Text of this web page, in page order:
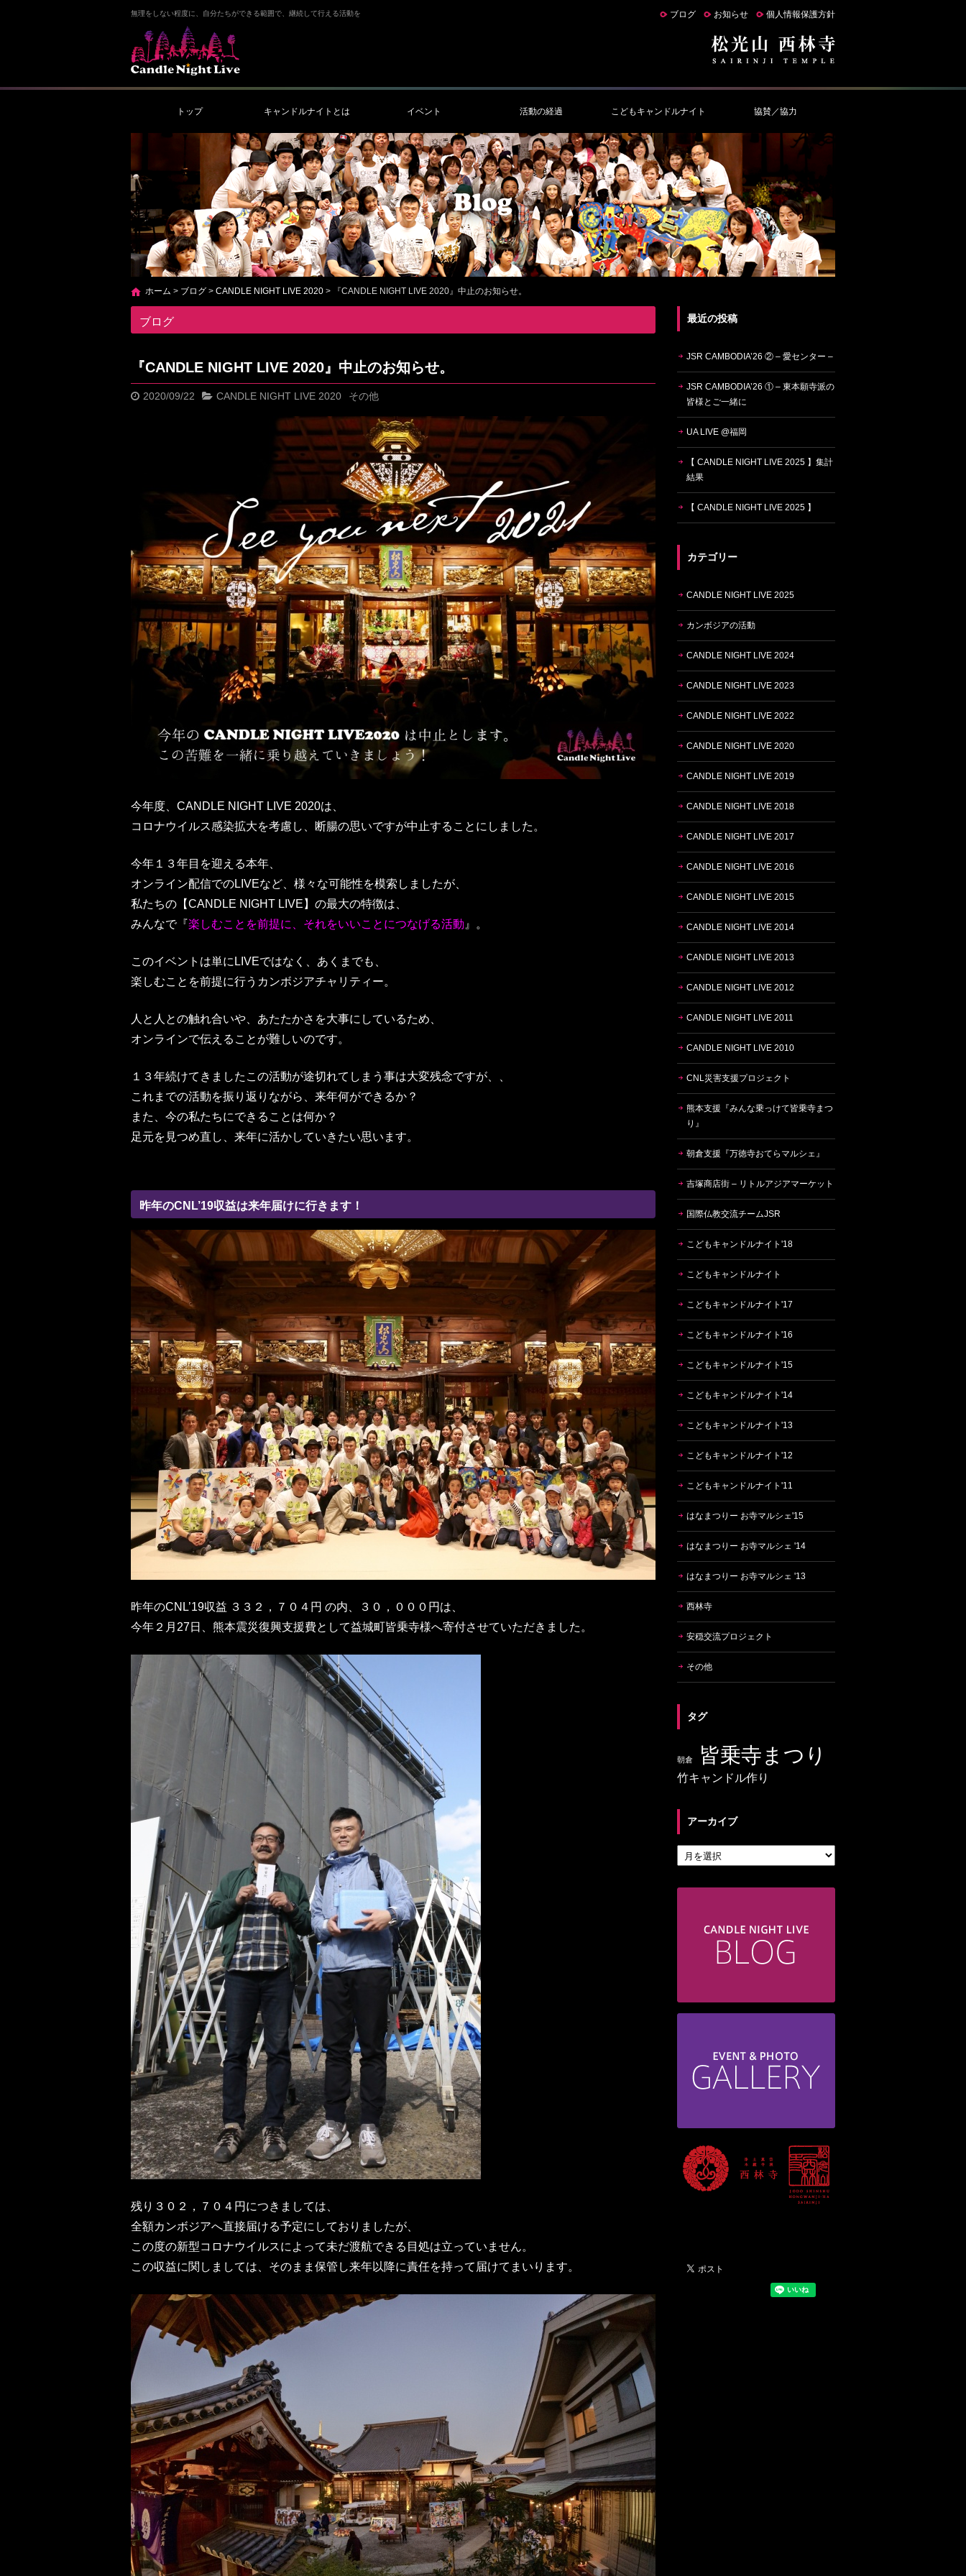
無理をしない程度に、自分たちができる範囲で、継続して行える活動を ブログ お知らせ 個人情報保護方針
トップ キャンドルナイトとは イベント 活動の経過 こどもキャンドルナイト 協賛／協力
ホーム > ブログ > CANDLE NIGHT LIVE 2020 > 『CANDLE NIGHT LIVE 2020』中止のお知らせ。
ブログ
『CANDLE NIGHT LIVE 2020』中止のお知らせ。
2020/09/22 CANDLE NIGHT LIVE 2020 その他
今年度、CANDLE NIGHT LIVE 2020は、
コロナウイルス感染拡大を考慮し、断腸の思いですが中止することにしました。
今年１３年目を迎える本年、
オンライン配信でのLIVEなど、様々な可能性を模索しましたが、
私たちの【CANDLE NIGHT LIVE】の最大の特徴は、
みんなで『楽しむことを前提に、それをいいことにつなげる活動 』。
このイベントは単にLIVEではなく、あくまでも、
楽しむことを前提に行うカンボジアチャリティー。
人と人との触れ合いや、あたたかさを大事にしているため、
オンラインで伝えることが難しいのです。
１３年続けてきましたこの活動が途切れてしまう事は大変残念ですが、、
これまでの活動を振り返りながら、来年何ができるか？
また、今の私たちにできることは何か？
足元を見つめ直し、来年に活かしていきたい思います。
昨年のCNL’19収益は来年届けに行きます！
昨年のCNL’19収益 ３３２，７０４円 の内、３０，０００円は、
今年２月27日、熊本震災復興支援費として益城町皆乗寺様へ寄付させていただきました。
残り３０２，７０４円につきましては、
全額カンボジアへ直接届ける予定にしておりましたが、
この度の新型コロナウイルスによって未だ渡航できる目処は立っていません。
この収益に関しましては、そのまま保管し来年以降に責任を持って届けてまいります。
最近の投稿
JSR CAMBODIA’26 ② – 愛センター –
JSR CAMBODIA’26 ① – 東本願寺派の
皆様とご一緒に
UA LIVE @福岡
【 CANDLE NIGHT LIVE 2025 】集計
結果
【 CANDLE NIGHT LIVE 2025 】
カテゴリー
CANDLE NIGHT LIVE 2025
カンボジアの活動
CANDLE NIGHT LIVE 2024
CANDLE NIGHT LIVE 2023
CANDLE NIGHT LIVE 2022
CANDLE NIGHT LIVE 2020
CANDLE NIGHT LIVE 2019
CANDLE NIGHT LIVE 2018
CANDLE NIGHT LIVE 2017
CANDLE NIGHT LIVE 2016
CANDLE NIGHT LIVE 2015
CANDLE NIGHT LIVE 2014
CANDLE NIGHT LIVE 2013
CANDLE NIGHT LIVE 2012
CANDLE NIGHT LIVE 2011
CANDLE NIGHT LIVE 2010
CNL災害支援プロジェクト
熊本支援『みんな乗っけて皆乗寺まつ
り』
朝倉支援『万徳寺おてらマルシェ』
吉塚商店街 – リトルアジアマーケット
国際仏教交流チームJSR
こどもキャンドルナイト'18
こどもキャンドルナイト
こどもキャンドルナイト'17
こどもキャンドルナイト'16
こどもキャンドルナイト'15
こどもキャンドルナイト'14
こどもキャンドルナイト'13
こどもキャンドルナイト'12
こどもキャンドルナイト'11
はなまつりー お寺マルシェ'15
はなまつりー お寺マルシェ '14
はなまつりー お寺マルシェ '13
西林寺
安穏交流プロジェクト
その他
タグ
朝倉 皆乗寺まつり
竹キャンドル作り
アーカイブ
アーカイブ